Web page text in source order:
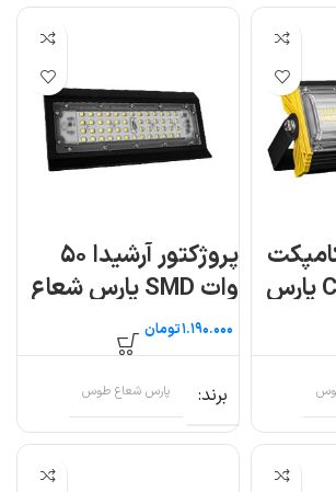
۵۰ وات C-SMD پارس
پروژکتور آرشیدا ۵۰
وات SMD پارس شعاع
توس تومان
برند پارس شعاع طوس